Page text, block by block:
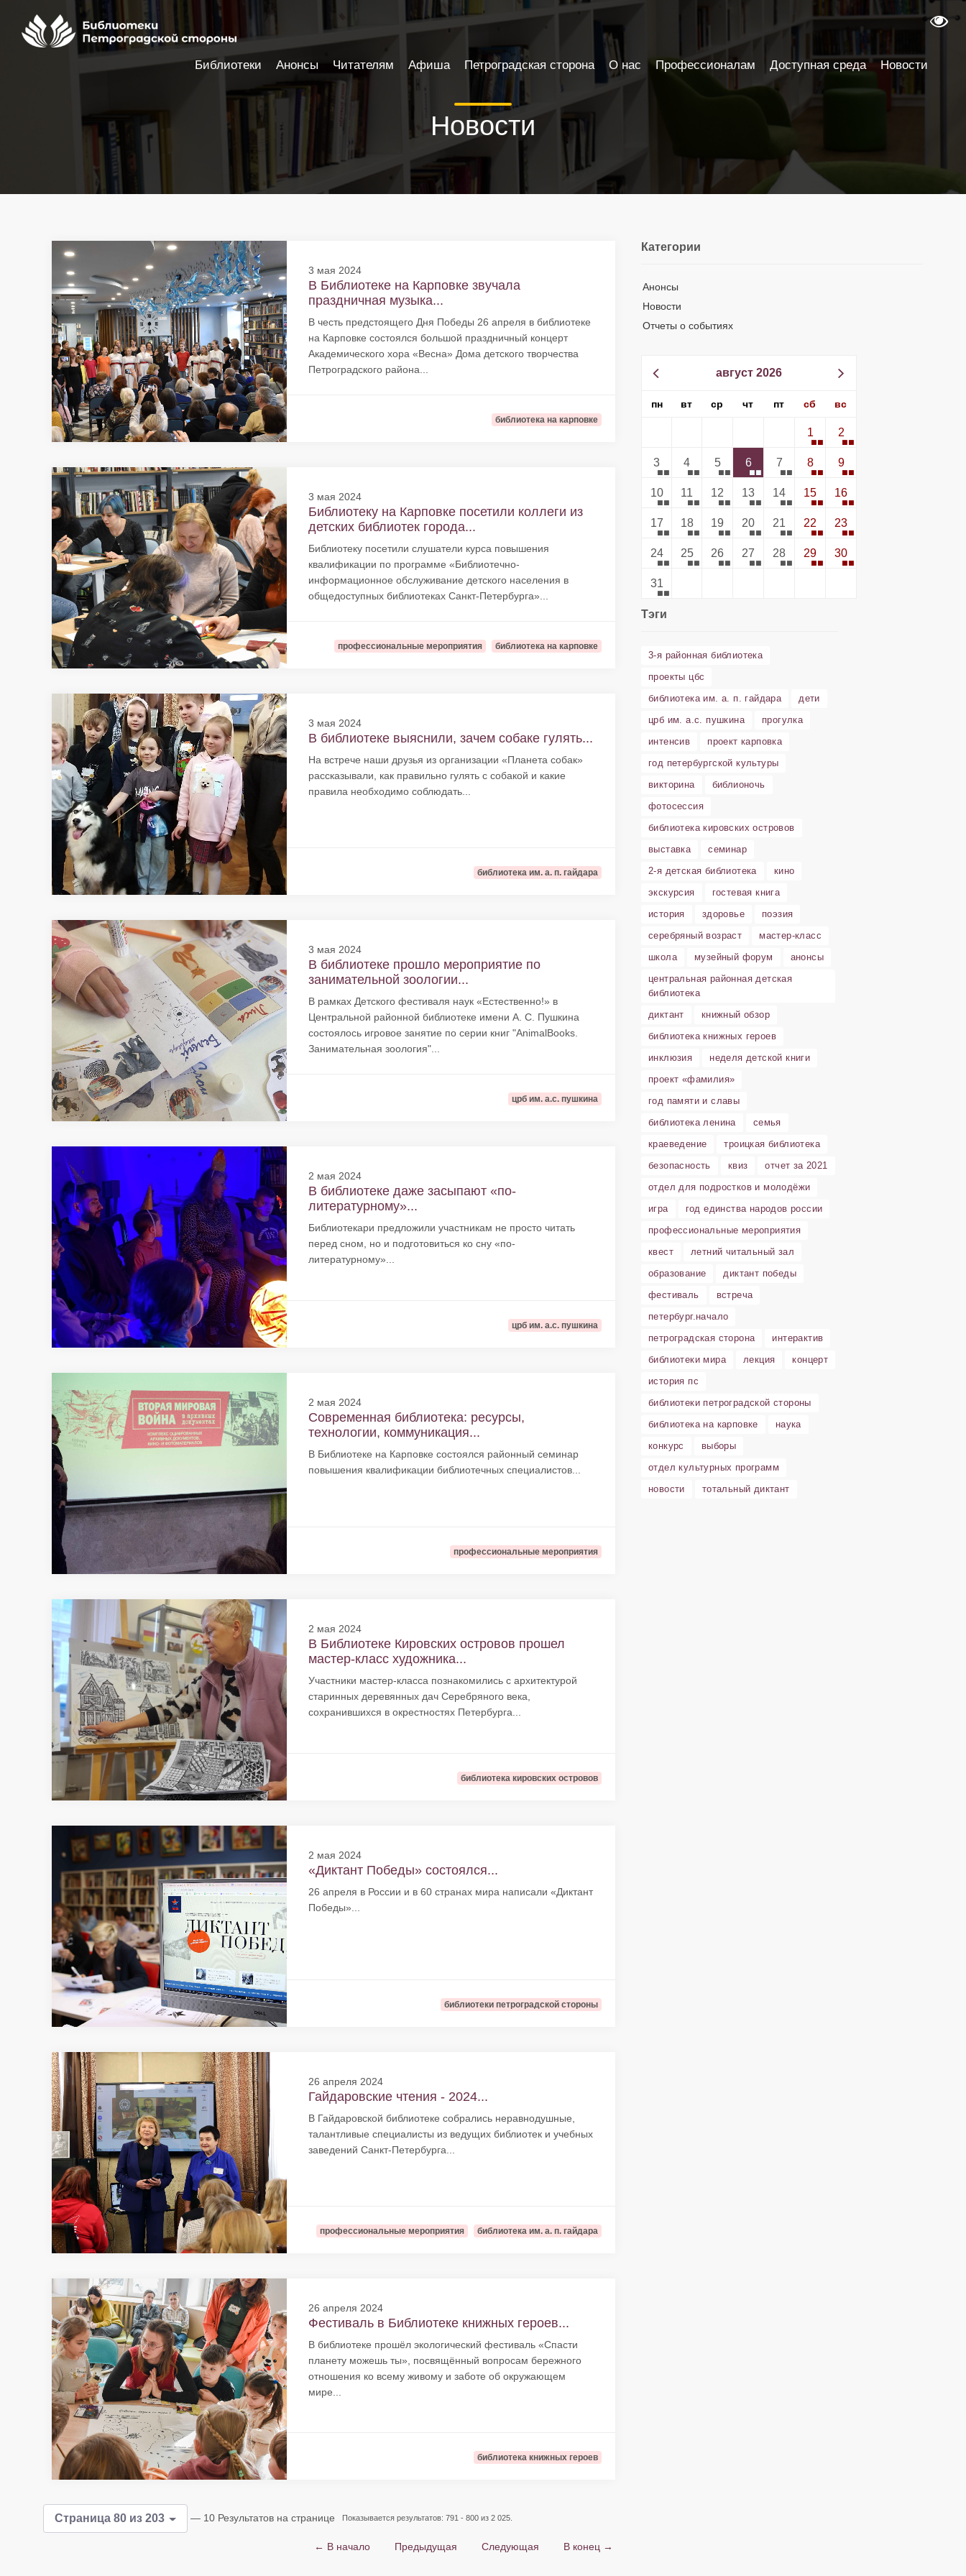
Новости
3 мая 2024
В Библиотеке на Карповке звучала
праздничная музыка...
В честь предстоящего Дня Победы 26 апреля в библиотеке
на Карповке состоялся большой праздничный концерт
Академического хора «Весна» Дома детского творчества
Петроградского района...
библиотека на карповке
3 мая 2024
Библиотеку на Карповке посетили коллеги из
детских библиотек города...
Библиотеку посетили слушатели курса повышения
квалификации по программе «Библиотечно-
информационное обслуживание детского населения в
общедоступных библиотеках Санкт-Петербурга»...
профессиональные мероприятия библиотека на карповке
3 мая 2024
В библиотеке выяснили, зачем собаке гулять...
На встрече наши друзья из организации «Планета собак»
рассказывали, как правильно гулять с собакой и какие
правила необходимо соблюдать...
библиотека им. а. п. гайдара
3 мая 2024
В библиотеке прошло мероприятие по
занимательной зоологии...
В рамках Детского фестиваля наук «Естественно!» в
Центральной районной библиотеке имени А. С. Пушкина
состоялось игровое занятие по серии книг "AnimalBooks.
Занимательная зоология"...
црб им. а.с. пушкина
2 мая 2024
В библиотеке даже засыпают «по-
литературному»...
Библиотекари предложили участникам не просто читать
перед сном, но и подготовиться ко сну «по-
литературному»...
црб им. а.с. пушкина
2 мая 2024
Современная библиотека: ресурсы,
технологии, коммуникация...
В Библиотеке на Карповке состоялся районный семинар
повышения квалификации библиотечных специалистов...
профессиональные мероприятия
2 мая 2024
В Библиотеке Кировских островов прошел
мастер-класс художника...
Участники мастер-класса познакомились с архитектурой
старинных деревянных дач Серебряного века,
сохранившихся в окрестностях Петербурга...
библиотека кировских островов
2 мая 2024
«Диктант Победы» состоялся...
26 апреля в России и в 60 странах мира написали «Диктант
Победы»...
библиотеки петроградской стороны
26 апреля 2024
Гайдаровские чтения - 2024...
В Гайдаровской библиотеке собрались неравнодушные,
талантливые специалисты из ведущих библиотек и учебных
заведений Санкт-Петербурга...
профессиональные мероприятия библиотека им. а. п. гайдара
26 апреля 2024
Фестиваль в Библиотеке книжных героев...
В библиотеке прошёл экологический фестиваль «Спасти
планету можешь ты», посвящённый вопросам бережного
отношения ко всему живому и заботе об окружающем
мире...
библиотека книжных героев
Страница 80 из 203 — 10 Результатов на странице Показывается результатов: 791 - 800 из 2 025.
← В начало Предыдущая Следующая В конец →
Категории
Анонсы
Новости
Отчеты о событиях
август 2026
пн вт ср чт пт сб вс
1 2
3 4 5 6 7 8 9
10 11 12 13 14 15 16
17 18 19 20 21 22 23
24 25 26 27 28 29 30
31
Тэги
3-я районная библиотека
проекты цбс
библиотека им. а. п. гайдара
дети
црб им. а.с. пушкина
прогулка
интенсив
проект карповка
год петербургской культуры
викторина
библионочь
фотосессия
библиотека кировских островов
выставка
семинар
2-я детская библиотека
кино
экскурсия
гостевая книга
история
здоровье
поэзия
серебряный возраст
мастер-класс
школа
музейный форум
анонсы
центральная районная детская
библиотека
диктант
книжный обзор
библиотека книжных героев
инклюзия
неделя детской книги
проект «фамилия»
год памяти и славы
библиотека ленина
семья
краеведение
троицкая библиотека
безопасность
квиз
отчет за 2021
отдел для подростков и молодёжи
игра
год единства народов россии
профессиональные мероприятия
квест
летний читальный зал
образование
диктант победы
фестиваль
встреча
петербург.начало
петроградская сторона
интерактив
библиотеки мира
лекция
концерт
история пс
библиотеки петроградской стороны
библиотека на карповке
наука
конкурс
выборы
отдел культурных программ
новости
тотальный диктант
Библиотеки Анонсы Читателям Афиша Петроградская сторона О нас Профессионалам Доступная среда Новости
Настройки доступности